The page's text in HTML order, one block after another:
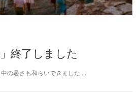
終了しました
の暑さも和らいできました …